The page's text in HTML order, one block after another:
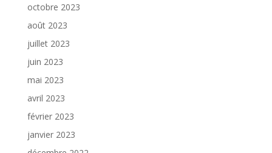
octobre 2023
août 2023
juillet 2023
juin 2023
mai 2023
avril 2023
février 2023
janvier 2023